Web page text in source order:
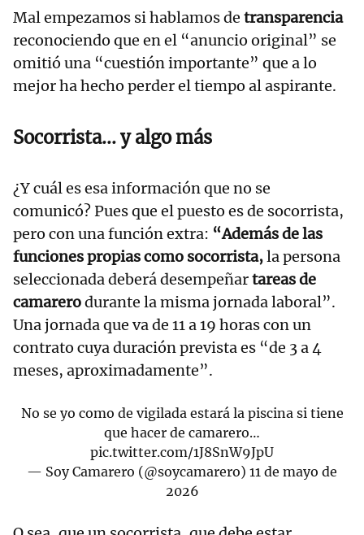
Mal empezamos si hablamos de transparencia
reconociendo que en el “anuncio original” se
omitió una “cuestión importante” que a lo
mejor ha hecho perder el tiempo al aspirante.
Socorrista... y algo más
¿Y cuál es esa información que no se
comunicó? Pues que el puesto es de socorrista,
pero con una función extra: “Además de las
funciones propias como socorrista,la persona
seleccionada deberá desempeñartareas de
camarerodurante la misma jornada laboral”.
Una jornada que va de 11 a 19 horas con un
contrato cuya duración prevista es “de 3 a 4
meses, aproximadamente”.
No se yo como de vigilada estará la piscina si tiene
que hacer de camarero…
pic.twitter.com/1J8SnW9JpU
— Soy Camarero (@soycamarero) 11 de mayo de
2026